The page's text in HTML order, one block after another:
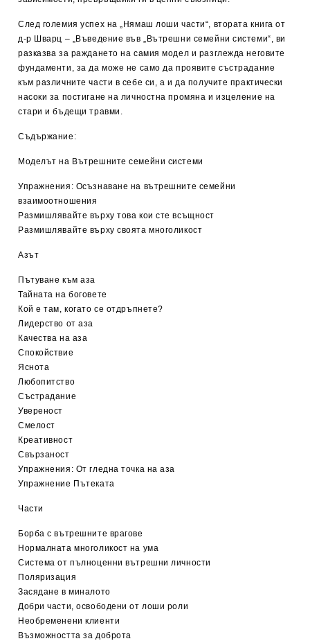
След големия успех на „Нямаш лоши части“, втората книга от
д-р Шварц – „Въведение във „Вътрешни семейни системи“, ви
разказва за раждането на самия модел и разглежда неговите
фундаменти, за да може не само да проявите състрадание
към различните части в себе си, а и да получите практически
насоки за постигане на личностна промяна и изцеление на
стари и бъдещи травми.
Съдържание:
Моделът на Вътрешните семейни системи
Упражнения: Осъзнаване на вътрешните семейни
взаимоотношения
Размишлявайте върху това кои сте всъщност
Размишлявайте върху своята многоликост
Азът
Пътуване към аза
Тайната на боговете
Кой е там, когато се отдръпнете?
Лидерство от аза
Качества на аза
Спокойствие
Яснота
Любопитство
Състрадание
Увереност
Смелост
Креативност
Свързаност
Упражнения: От гледна точка на аза
Упражнение Пътеката
Части
Борба с вътрешните врагове
Нормалната многоликост на ума
Система от пълноценни вътрешни личности
Поляризация
Засядане в миналото
Добри части, освободени от лоши роли
Необременени клиенти
Възможността за доброта